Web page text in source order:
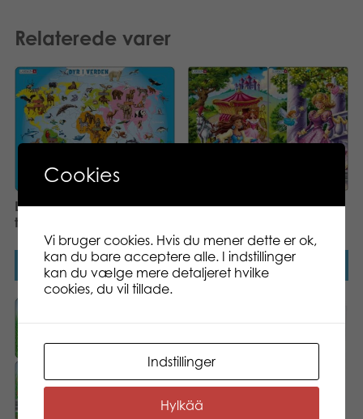
Relaterede varer
Larsen Maxi Animals of
the World 28 pcs Puzzle
Læs mere
Larsen Midi Princesses 11
Læs mere
Cookies
Vi bruger cookies. Hvis du mener dette er ok,
kan du bare acceptere alle. I indstillinger
kan du vælge mere detaljeret hvilke
cookies, du vil tillade.
Indstillinger
Hylkää